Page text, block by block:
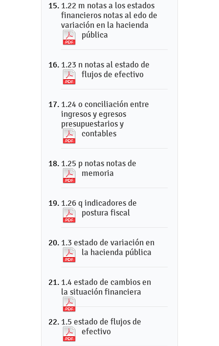
1.22 m notas a los estados
financieros notas al edo de
variación en la hacienda
pública
1.23 n notas al estado de
flujos de efectivo
1.24 o conciliación entre
ingresos y egresos
presupuestarios y
contables
1.25 p notas notas de
memoria
1.26 q indicadores de
postura fiscal
1.3 estado de variación en
la hacienda pública
1.4 estado de cambios en
la situación financiera
1.5 estado de flujos de
efectivo